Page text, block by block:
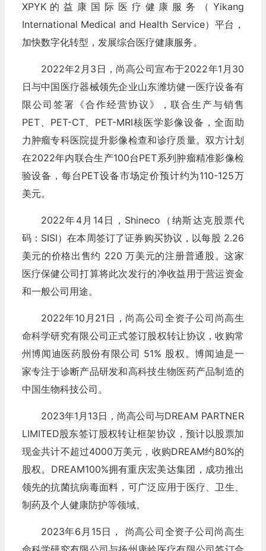
XPYK的益康国际医疗健康服务（Yikang
International Medical and Health Service）平台，
加快数字化转型，发展综合医疗健康服务。
2022年2月3日，尚高公司宣布于2022年1月30
日与中国医疗器械领先企业山东潍坊健一医疗设备有
限公司签署《合作经营协议》，联合生产与销售
PET、PET-CT、PET-MRI核医学影像设备，全面助
力肿瘤专科医院提升影像检查和诊疗质量。双方计划
在2022年内联合生产100台PET系列肿瘤精准影像检
验设备，每台PET设备市场定价预计约为110-125万
美元。
2022年4月14日，Shineco（纳斯达克股票代
码：SISI）在本周签订了证券购买协议，以每股 2.26
美元的价格出售约 220 万美元的注册普通股。这家
医疗保健公司打算将此次发行的净收益用于营运资金
和一般公司用途。
2022年10月21日，尚高公司全资子公司尚高生
命科学研究有限公司正式签订股权转让协议，收购常
州博闻迪医药股份有限公司 51% 股权。博闻迪是一
家专注于诊断产品研发和高科技生物医药产品制造的
中国生物科技公司。
2023年1月13日，尚高公司与DREAM PARTNER
LIMITED股东签订股权转让框架协议，预计以股票加
现金共计不超过4000万美元，收购DREAM约80%的
股权。DREAM100%拥有重庆宏美达集团，成功推出
领先的抗菌抗病毒面料，可广泛应用于医疗、卫生、
制药及个人健康防护等领域。
2023年6月15日， 尚高公司全资子公司尚高生